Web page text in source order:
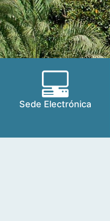
Sede Electrónica